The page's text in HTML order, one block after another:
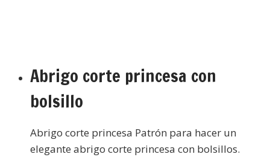
Abrigo corte princesa con
bolsillo
Abrigo corte princesa Patrón para hacer un
elegante abrigo corte princesa con bolsillos.